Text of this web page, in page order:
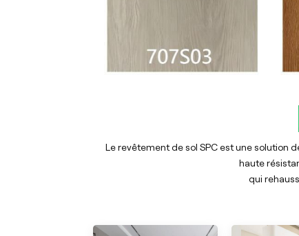
Le revêtement de sol SPC est une solution
haute
qui